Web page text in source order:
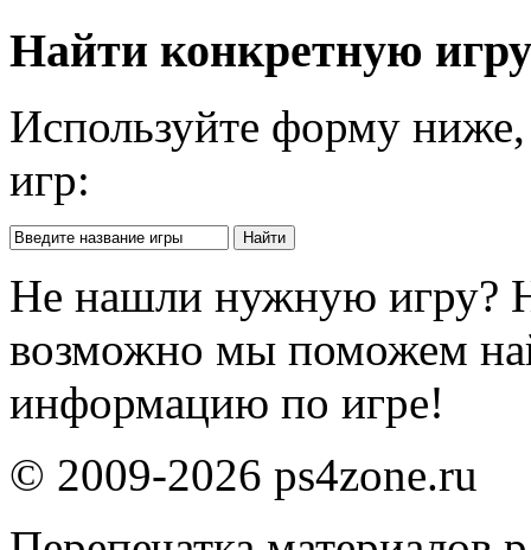
Найти конкретную
Используйте форму
игр:
Не нашли нужную игру?
возможно мы поможем
информацию по игре!
© 2009-2026 ps4zone.ru